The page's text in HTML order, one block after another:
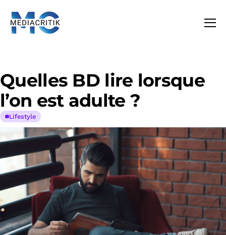
Quelles BD lire lorsque
l’on est adulte ?
Lifestyle